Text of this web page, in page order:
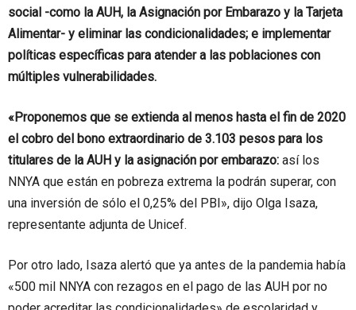
social -como la AUH, la Asignación por Embarazo y la Tarjeta
Alimentar- y eliminar las condicionalidades; e implementar
políticas específicas para atender a las poblaciones con
múltiples vulnerabilidades.
«Proponemos que se extienda al menos hasta el fin de 2020
el cobro del bono extraordinario de 3.103 pesos para los
titulares de la AUH y la asignación por embarazo: así los
NNYA que están en pobreza extrema la podrán superar, con
una inversión de sólo el 0,25% del PBI», dijo Olga Isaza,
representante adjunta de Unicef.
Por otro lado, Isaza alertó que ya antes de la pandemia había
«500 mil NNYA con rezagos en el pago de las AUH por no